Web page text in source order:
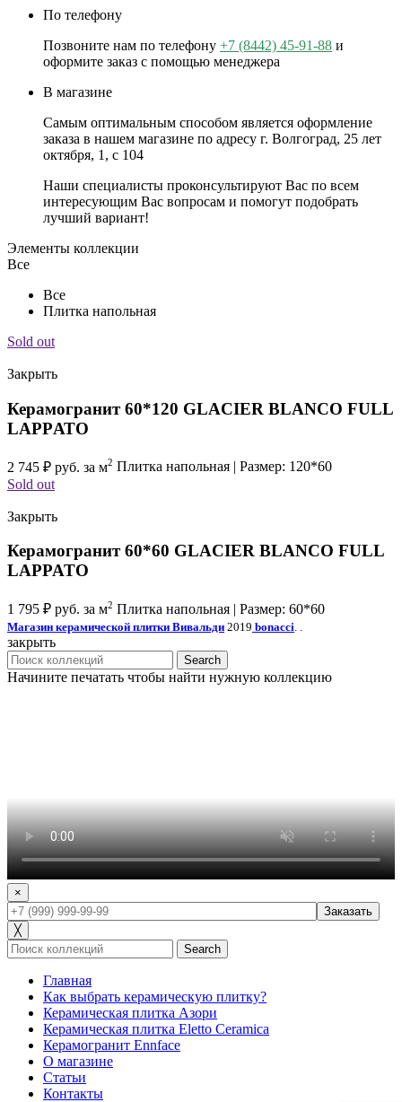
По телефону
Позвоните нам по телефону +7 (8442) 45-91-88 и
оформите заказ с помощью менеджера
В магазине
Самым оптимальным способом является оформление
заказа в нашем магазине по адресу г. Волгоград, 25 лет
октября, 1, с 104
Наши специалисты проконсультируют Вас по всем
интересующим Вас вопросам и помогут подобрать
лучший вариант!
Элементы коллекции
Все
Все
Плитка напольная
Sold out
Закрыть
Керамогранит 60*120 GLACIER BLANCO FULL
LAPPАТО
2 745 ₽ руб. за м2 Плитка напольная | Размер: 120*60
Sold out
Закрыть
Керамогранит 60*60 GLACIER BLANCO FULL
LAPPATO
1 795 ₽ руб. за м2 Плитка напольная | Размер: 60*60
Магазин керамической плитки Вивальди 2019 bonacci. .
закрыть
Search
Начините печатать чтобы найти нужную коллекцию
×
╳
Search
Главная
Как выбрать керамическую плитку?
Керамическая плитка Азори
Керамическая плитка Eletto Ceramica
Керамогранит Ennface
О магазине
Статьи
Контакты